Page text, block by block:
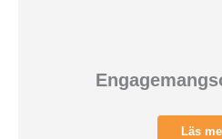
Läs